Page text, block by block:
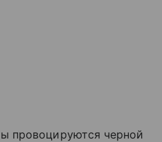
провоцируются черной